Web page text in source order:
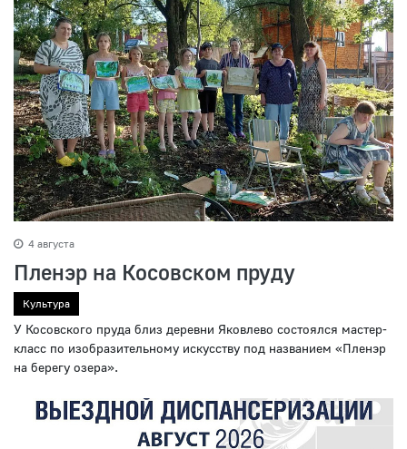
4 августа
Пленэр на Косовском пруду
Культура
У Косовского пруда близ деревни Яковлево состоялся мастер-
класс по изобразительному искусству под названием «Пленэр
на берегу озера».